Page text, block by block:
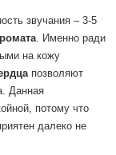
звучания – 3-5
. Именно ради
на кожу
позволяют
Данная
потому что
далеко не